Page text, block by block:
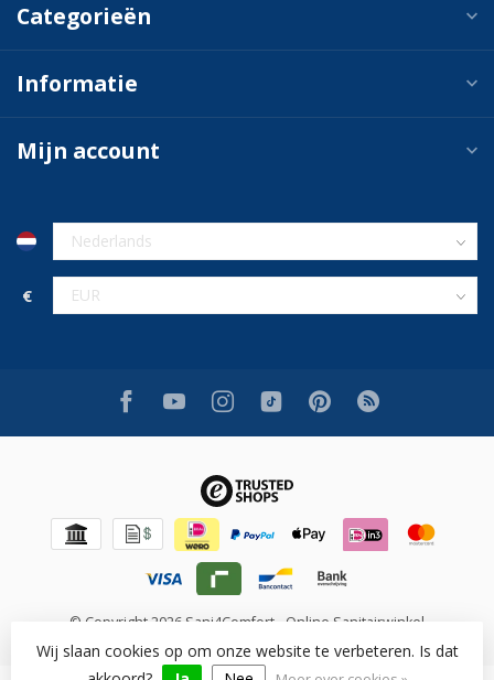
Categorieën
Informatie
Mijn account
€
© Copyright 2026 Sani4Comfort - Online Sanitairwinkel
Wij slaan cookies op om onze website te verbeteren. Is dat